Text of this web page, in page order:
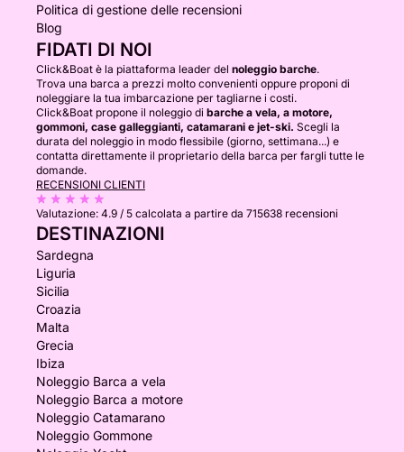
Politica di gestione delle recensioni
Blog
FIDATI DI NOI
Click&Boat è la piattaforma leader del noleggio barche.
Trova una barca a prezzi molto convenienti oppure proponi di
noleggiare la tua imbarcazione per tagliarne i costi.
Click&Boat propone il noleggio di barche a vela, a motore,
gommoni, case galleggianti, catamarani e jet-ski. Scegli la
durata del noleggio in modo flessibile (giorno, settimana...) e
contatta direttamente il proprietario della barca per fargli tutte le
domande.
RECENSIONI CLIENTI
Valutazione: 4.9 / 5 calcolata a partire da 715638 recensioni
DESTINAZIONI
Sardegna
Liguria
Sicilia
Croazia
Malta
Grecia
Ibiza
Noleggio Barca a vela
Noleggio Barca a motore
Noleggio Catamarano
Noleggio Gommone